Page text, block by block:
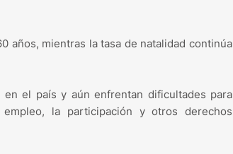
años, mientras la tasa de natalidad continúa
el país y aún enfrentan dificultades para
la participación y otros derechos